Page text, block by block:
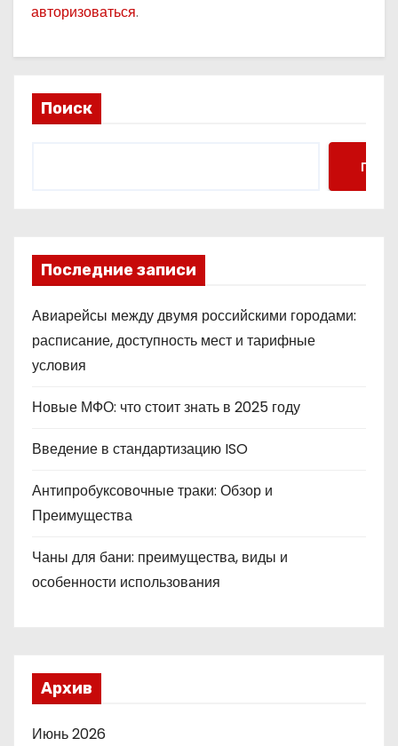
авторизоваться.
Поиск
Поиск
Последние записи
Авиарейсы между двумя российскими городами:
расписание, доступность мест и тарифные
условия
Новые МФО: что стоит знать в 2025 году
Введение в стандартизацию ISO
Антипробуксовочные траки: Обзор и
Преимущества
Чаны для бани: преимущества, виды и
особенности использования
Архив
Июнь 2026